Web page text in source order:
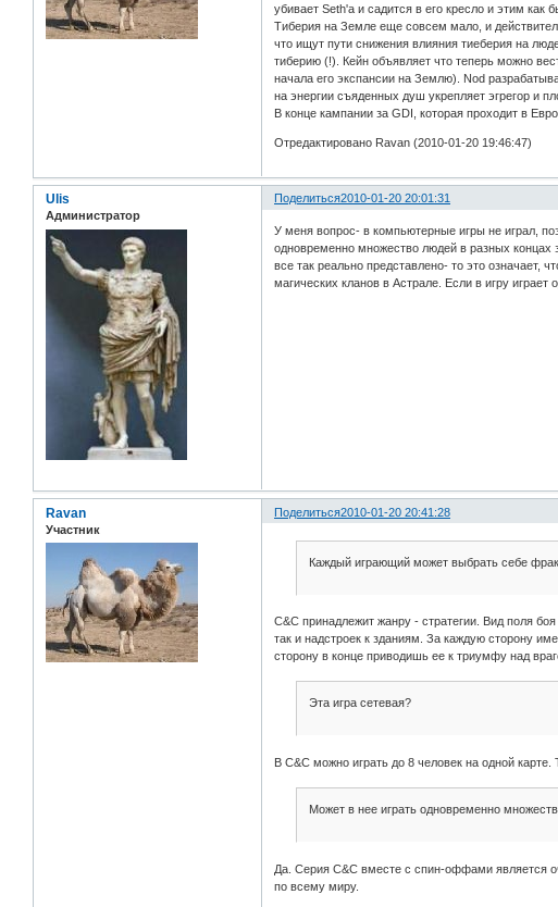
убивает Seth'a и садится в его кресло и этим как
Тиберия на Земле еще совсем мало, и
что ищут пути снижения влияния тиеберия на
тиберию (!). Кейн объявляет что теперь можно
начала его экспансии на Землю). Nod
на энергии съяденных душ укрепляет эгрегор и
В конце кампании за GDI, которая проходит в
Отредактировано Ravan (2010-01-20 19:46:47)
Поделиться2010-01-20 20:01:31
Ulis
Администратор
У меня вопрос- в компьютерные игры не играл,
одновременно множество людей в разных концах
все так реально представлено- то это
магических кланов в Астрале. Если в игру
Поделиться2010-01-20 20:41:28
Ravan
Участник
Каждый играющий может выбрать себе
C&C принадлежит жанру - стратегии. Вид поля
так и надстроек к зданиям. За каждую сторону
сторону в конце приводишь ее к триумфу над
Эта игра сетевая?
В C&C можно играть до 8 человек на одной
Может в нее играть одновременно
Да. Серия C&C вместе с спин-оффами является
по всему миру.